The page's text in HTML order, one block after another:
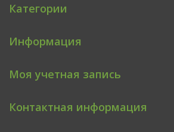
Категории
Информация
Моя учетная запись
Контактная информация